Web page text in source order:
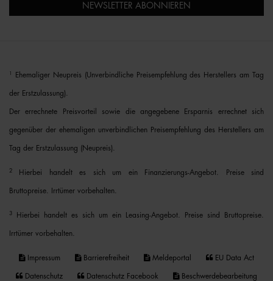
NEWSLETTER ABONNIEREN
Ehemaliger Neupreis (Unverbindliche Preisempfehlung des Herstellers am Tag
der Erstzulassung).
Der errechnete Preisvorteil sowie die angegebene Ersparnis errechnet sich
gegenüber der ehemaligen unverbindlichen Preisempfehlung des Herstellers am
Tag der Erstzulassung (Neupreis).
2 Hierbei handelt es sich um ein Finanzierungs-Angebot. Preise sind
Bruttopreise. Irrtümer vorbehalten.
3 Hierbei handelt es sich um ein Leasing-Angebot. Preise sind Bruttopreise.
Irrtümer vorbehalten.
Impressum Barrierefreiheit Meldeportal EU Data Act
Datenschutz Datenschutz Facebook Beschwerdebearbeitung